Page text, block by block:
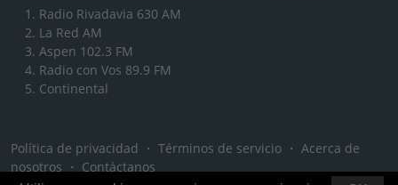
Radio Rivadavia 630 AM
La Red AM
Aspen 102.3 FM
Radio con Vos 89.9 FM
Continental
Política de privacidad ・ Términos de servicio ・ Acerca de
nosotros ・ Contáctanos